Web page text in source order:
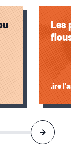
Les
Lire